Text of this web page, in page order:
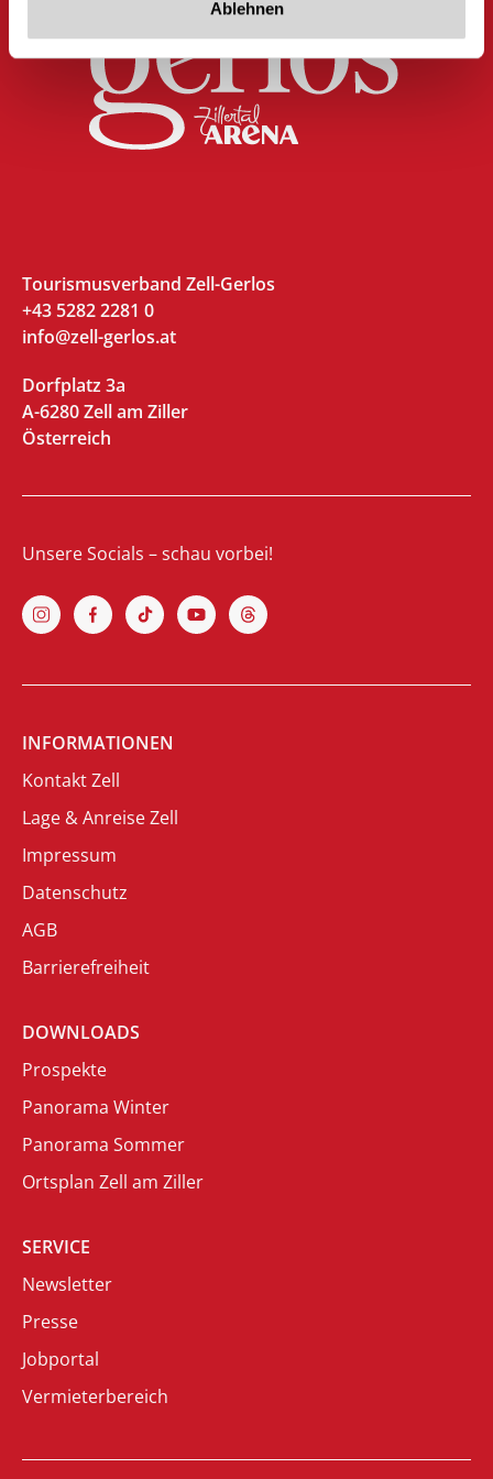
Ablehnen
Tourismusverband Zell-Gerlos
+43 5282 2281 0
info@zell-gerlos.at
Dorfplatz 3a
A-6280 Zell am Ziller
Österreich
Unsere Socials – schau vorbei!
INFORMATIONEN
Kontakt Zell
Lage & Anreise Zell
Impressum
Datenschutz
AGB
Barrierefreiheit
DOWNLOADS
Prospekte
Panorama Winter
Panorama Sommer
Ortsplan Zell am Ziller
SERVICE
Newsletter
Presse
Jobportal
Vermieterbereich